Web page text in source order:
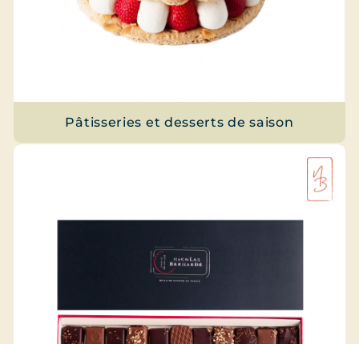
Pâtisseries et desserts de saison